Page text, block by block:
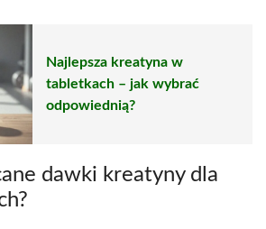
Najlepsza kreatyna w
tabletkach – jak wybrać
odpowiednią?
dawki kreatyny dla